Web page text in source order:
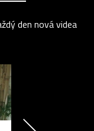
den nová videa